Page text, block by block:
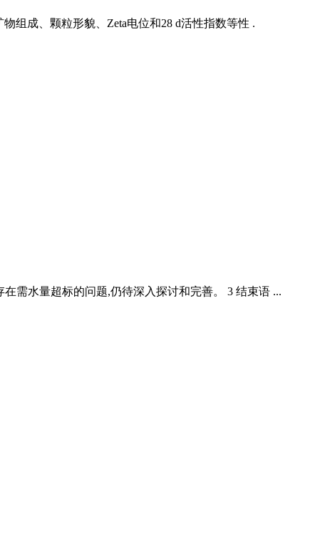
组成、颗粒形貌、Zeta电位和28 d活性指数等性 .
需水量超标的问题,仍待深入探讨和完善。 3 结束语 ...